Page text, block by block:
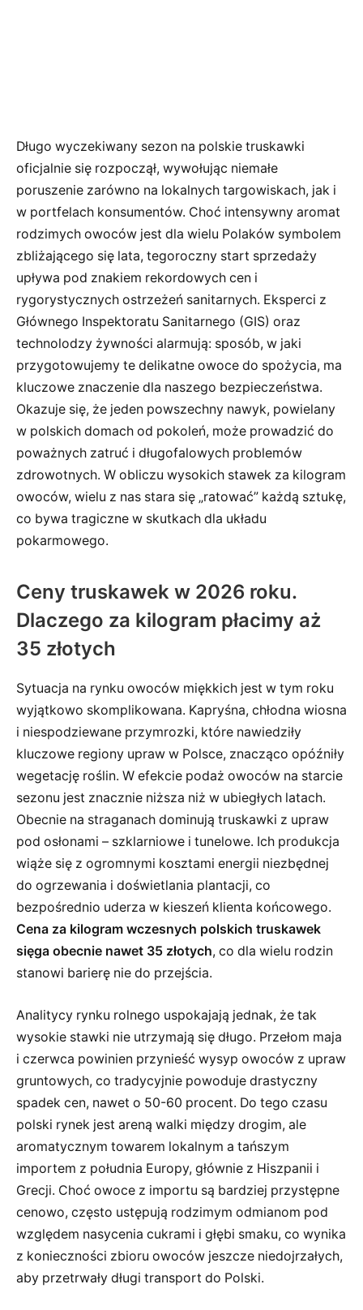
Długo wyczekiwany sezon na polskie truskawki
oficjalnie się rozpoczął, wywołując niemałe
poruszenie zarówno na lokalnych targowiskach, jak i
w portfelach konsumentów. Choć intensywny aromat
rodzimych owoców jest dla wielu Polaków symbolem
zbliżającego się lata, tegoroczny start sprzedaży
upływa pod znakiem rekordowych cen i
rygorystycznych ostrzeżeń sanitarnych. Eksperci z
Głównego Inspektoratu Sanitarnego (GIS) oraz
technolodzy żywności alarmują: sposób, w jaki
przygotowujemy te delikatne owoce do spożycia, ma
kluczowe znaczenie dla naszego bezpieczeństwa.
Okazuje się, że jeden powszechny nawyk, powielany
w polskich domach od pokoleń, może prowadzić do
poważnych zatruć i długofalowych problemów
zdrowotnych. W obliczu wysokich stawek za kilogram
owoców, wielu z nas stara się „ratować” każdą sztukę,
co bywa tragiczne w skutkach dla układu
pokarmowego.
Ceny truskawek w 2026 roku.
Dlaczego za kilogram płacimy aż
35 złotych
Sytuacja na rynku owoców miękkich jest w tym roku
wyjątkowo skomplikowana. Kapryśna, chłodna wiosna
i niespodziewane przymrozki, które nawiedziły
kluczowe regiony upraw w Polsce, znacząco opóźniły
wegetację roślin. W efekcie podaż owoców na starcie
sezonu jest znacznie niższa niż w ubiegłych latach.
Obecnie na straganach dominują truskawki z upraw
pod osłonami – szklarniowe i tunelowe. Ich produkcja
wiąże się z ogromnymi kosztami energii niezbędnej
do ogrzewania i doświetlania plantacji, co
bezpośrednio uderza w kieszeń klienta końcowego.
Cena za kilogram wczesnych polskich truskawek
sięga obecnie nawet 35 złotych, co dla wielu rodzin
stanowi barierę nie do przejścia.
Analitycy rynku rolnego uspokajają jednak, że tak
wysokie stawki nie utrzymają się długo. Przełom maja
i czerwca powinien przynieść wysyp owoców z upraw
gruntowych, co tradycyjnie powoduje drastyczny
spadek cen, nawet o 50-60 procent. Do tego czasu
polski rynek jest areną walki między drogim, ale
aromatycznym towarem lokalnym a tańszym
importem z południa Europy, głównie z Hiszpanii i
Grecji. Choć owoce z importu są bardziej przystępne
cenowo, często ustępują rodzimym odmianom pod
względem nasycenia cukrami i głębi smaku, co wynika
z konieczności zbioru owoców jeszcze niedojrzałych,
aby przetrwały długi transport do Polski.